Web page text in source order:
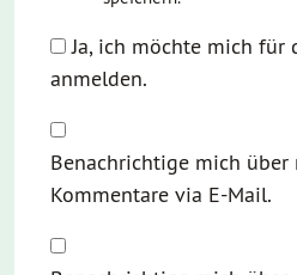
Ja, ich möchte mich für
anmelden.
Benachrichtige mich über
Kommentare via E-Mail.